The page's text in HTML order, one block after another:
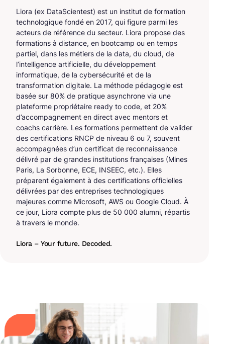
Liora (ex DataScientest) est un institut de formation
technologique fondé en 2017, qui figure parmi les
acteurs de référence du secteur. Liora propose des
formations à distance, en bootcamp ou en temps
partiel, dans les métiers de la data, du cloud, de
l’intelligence artificielle, du développement
informatique, de la cybersécurité et de la
transformation digitale. La méthode pédagogie est
basée sur 80% de pratique asynchrone via une
plateforme propriétaire ready to code, et 20%
d’accompagnement en direct avec mentors et
coachs carrière. Les formations permettent de valider
des certifications RNCP de niveau 6 ou 7, souvent
accompagnées d’un certificat de reconnaissance
délivré par de grandes institutions françaises (Mines
Paris, La Sorbonne, ECE, INSEEC, etc.). Elles
préparent également à des certifications officielles
délivrées par des entreprises technologiques
majeures comme Microsoft, AWS ou Google Cloud. À
ce jour, Liora compte plus de 50 000 alumni, répartis
à travers le monde.
Liora – Your future. Decoded.